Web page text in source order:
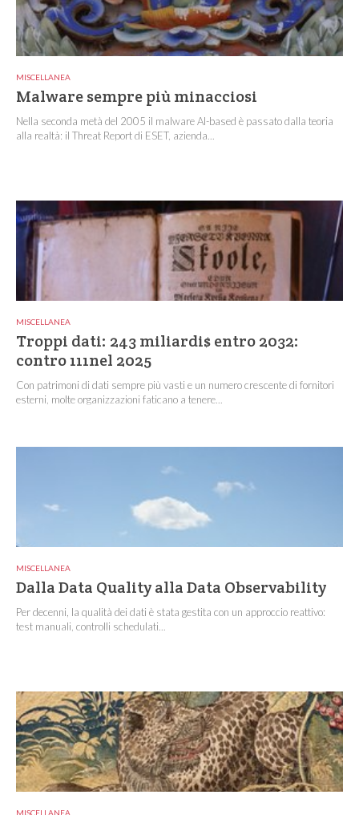
MISCELLANEA
Malware sempre più minacciosi
Nella seconda metà del 2005 il malware AI-based è passato dalla teoria
alla realtà: il Threat Report di ESET, azienda...
MISCELLANEA
Troppi dati: 243 miliardi$ entro 2032:
contro 111nel 2025
Con patrimoni di dati sempre più vasti e un numero crescente di fornitori
esterni, molte organizzazioni faticano a tenere...
MISCELLANEA
Dalla Data Quality alla Data Observability
Per decenni, la qualità dei dati è stata gestita con un approccio reattivo:
test manuali, controlli schedulati...
MISCELLANEA